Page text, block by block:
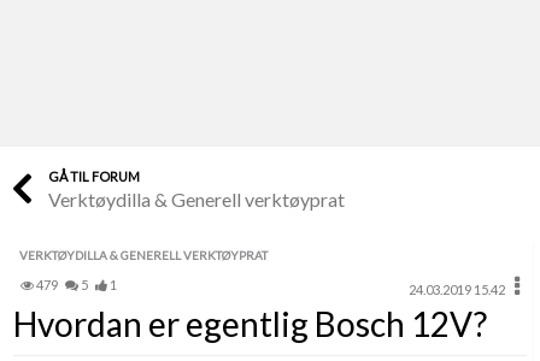
Finn håndverkere
Papirer som mangler
Skaff dokumentasjon som mangler
GÅ TIL FORUM
Verktøydilla & Generell verktøyprat
VERKTØYDILLA & GENERELL VERKTØYPRAT
479 5 1 24.03.2019 15.42
Hvordan er egentlig Bosch 12V?